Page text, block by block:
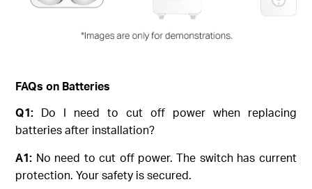
FAQs on Batteries
Q1: Do I need to cut off power when replacing
batteries after installation?
A1: No need to cut off power. The switch has current
protection. Your safety is secured.